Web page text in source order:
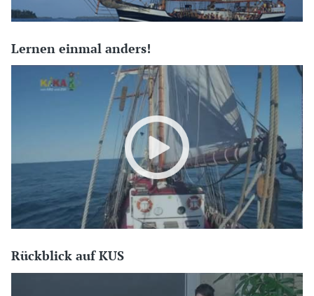
Lernen einmal anders!
Rückblick auf KUS